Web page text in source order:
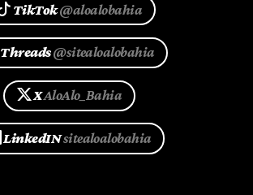
TikTok@aloalobahia
Threads@sitealoalobahia
XAloAlo_Bahia
LinkedINsitealoalobahia